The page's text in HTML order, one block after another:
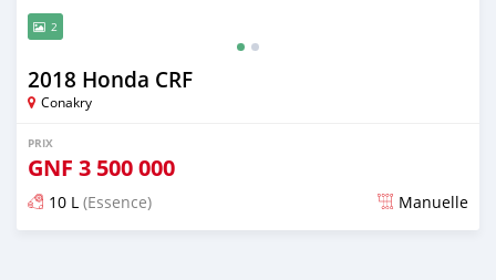
2
2018 Honda CRF
Conakry
PRIX
GNF 3 500 000
10 L (Essence) Manuelle